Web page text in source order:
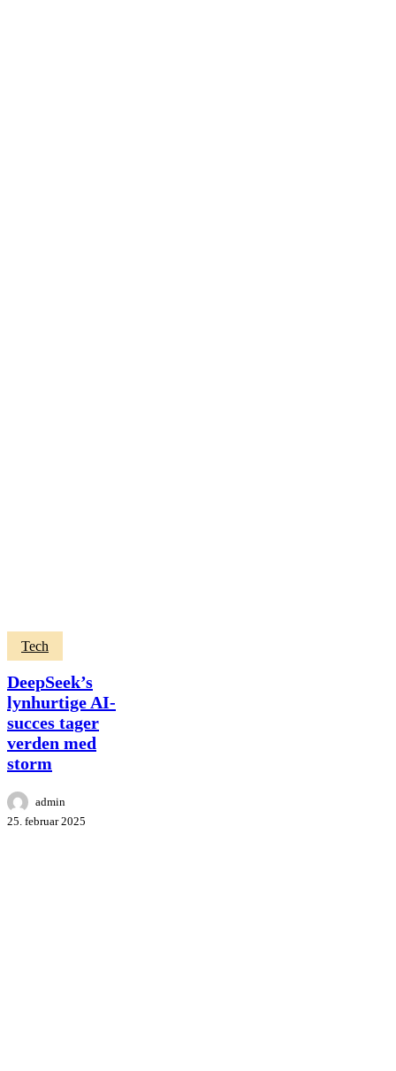
DeepSeek’s
lynhurtige
AI-
succes
tager
verden
med
storm
Tech
DeepSeek’s
lynhurtige AI-
succes tager
verden med
storm
admin
25. februar 2025